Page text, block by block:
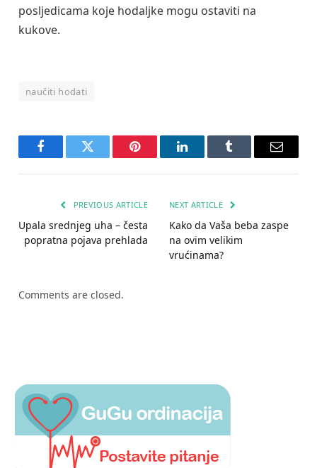
posljedicama koje hodaljke mogu ostaviti na
kukove.
naučiti hodati
FacebookTwitter Pinterest LinkedInTumblr Email
PREVIOUS ARTICLE
Upala srednjeg uha – česta
popratna pojava prehlada
NEXT ARTICLE
Kako da Vaša beba zaspe
na ovim velikim
vrućinama?
Comments are closed.